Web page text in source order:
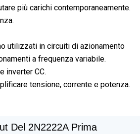
più carichi contemporaneamente.
utilizzati in circuiti di azionamento
a frequenza variabile.
inverter CC.
tensione, corrente e potenza.
Del 2N2222A Prima